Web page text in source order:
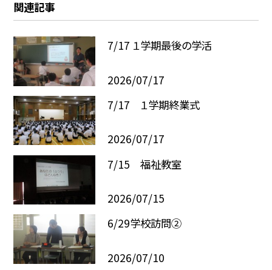
関連記事
7/17 １学期最後の学活
2026/07/17
7/17 １学期終業式
2026/07/17
7/15 福祉教室
2026/07/15
6/29学校訪問②
2026/07/10